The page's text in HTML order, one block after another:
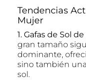
Tendencias
Mujer
1. Gafas de Sol
gran tamaño
dominante,
sino también
sol.